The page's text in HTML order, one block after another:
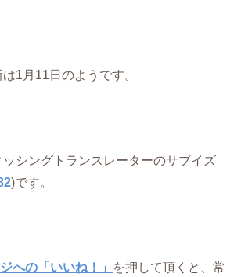
1月11日のようです。
シングトランスレーターのサブイズ
)です。
への「いいね！」 を押して頂くと、常